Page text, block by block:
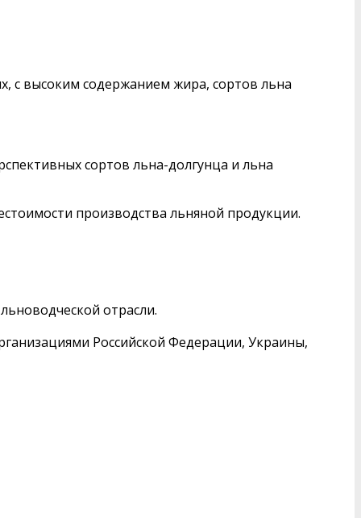
с высоким содержанием жира, сортов льна
сортов льна-долгунца и льна
производства льняной продукции.
отрасли.
Российской Федерации, Украины,